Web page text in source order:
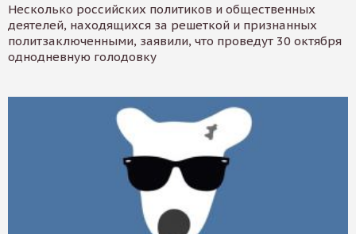
Несколько российских политиков и общественных
деятелей, находящихся за решеткой и признанных
политзаключенными, заявили, что проведут 30 октября
однодневную голодовку